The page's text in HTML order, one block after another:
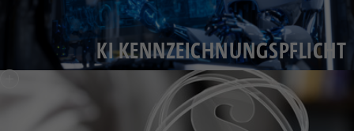
KI KENNZEICHNUNGSPFLICHT